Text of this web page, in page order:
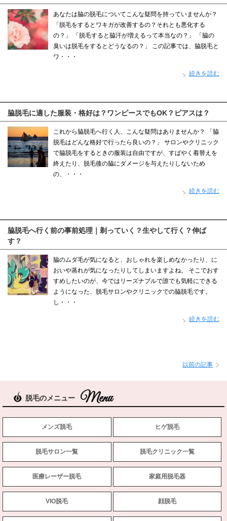
あなたは脇の脱毛についてこんな疑問を持っていませんか？
「脱毛をするとワキガが改善するの？それとも悪化する
の？」 「脱毛すると脇汗が増えるって本当なの？」 「脇の
臭いは脱毛をするとどうなるの？」 この記事では、脇脱毛と
ワ・・・
続きを読む
脇脱毛に適した服装・格好は？ワンピースでもOK？ピアスは？
これから脇脱毛へ行く人、こんな疑問はありませんか？ 「脇
脱毛はどんな格好で行ったら良いの？」 サロンやクリニック
で脇脱毛をするときの服装は自由ですが、すばやく着替えを
終えたり、脱毛後の脇にダメージを与えたりしないため
の、・・・
続きを読む
脇脱毛へ行く前の事前処理｜剃っていく？生やして行く？伸ば
す？
脇のムダ毛が気になると、おしゃれを楽しめなかったり、に
おいや蒸れが気になったりしてしまいますよね。 そこでおす
すめしたいのが、今ではリーズナブルで誰でも気軽にできる
ようになった、脱毛サロンやクリニックでの脇脱毛です。
し・・・
続きを読む
以前の記事
脱毛のメニュー
メンズ脱毛 ヒゲ脱毛
脱毛サロン一覧 脱毛クリニック一覧
医療レーザー脱毛 家庭用脱毛器
VIO脱毛 顔脱毛